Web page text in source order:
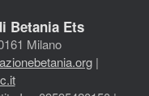
Betania Ets
Milano
|